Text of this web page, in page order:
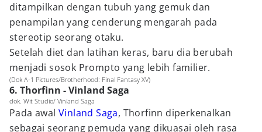
ditampilkan dengan tubuh yang gemuk dan
penampilan yang cenderung mengarah pada
stereotip seorang otaku.
Setelah diet dan latihan keras, baru dia berubah
menjadi sosok Prompto yang lebih familier.
(Dok A-1 Pictures/Brotherhood: Final Fantasy XV)
6. Thorfinn - Vinland Saga
dok. Wit Studio/ Vinland Saga
Pada awalVinland Saga, Thorfinn diperkenalkan
sebagai seorang pemuda yang dikuasai oleh rasa